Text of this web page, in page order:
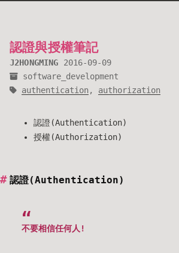
認證與授權筆記
J2HONGMING
2016-09-09
software_development
authentication, authorization
認證(Authentication)
授權(Authorization)
認證(Authentication)
不要相信任何人!